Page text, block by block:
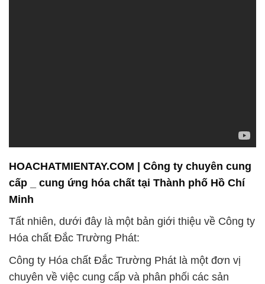
HOACHATMIENTAY.COM | Công ty chuyên cung
cấp _ cung ứng hóa chất tại Thành phố Hồ Chí
Minh
Tất nhiên, dưới đây là một bản giới thiệu về Công ty
Hóa chất Đắc Trường Phát:
Công ty Hóa chất Đắc Trường Phát là một đơn vị
chuyên về việc cung cấp và phân phối các sản